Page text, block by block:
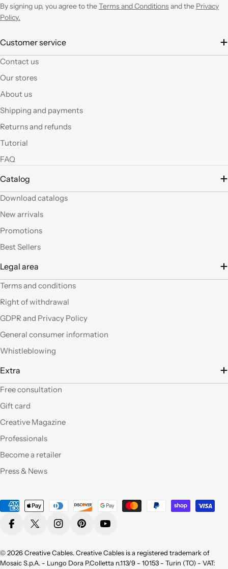
ne avrò necessità con
visitare il nuovo
vuote.Bravi contenute
pienamente
soddisfatta sia per la
qualità appunto ma
Consigliatissimo !
Grazie!
By signing up, you agree to theTerms and Conditions and the Privacy
Policy.
Customer service
Contact us
Our stores
About us
Shipping and payments
Returns and refunds
Tutorial
FAQ
Catalog
Download catalogs
New arrivals
Promotions
Best Sellers
Legal area
Terms and conditions
Right of withdrawal
GDPR and Privacy Policy
General consumer information
Whistleblowing
Extra
Free consultation
Gift card
Creative Magazine
Professionals
Become a retailer
Press & News
Payment
methods
FacebookX (Twitter)InstagramPinterestYouTube
© 2026Creative Cables. Creative Cables is a registered trademark of
Mosaic S.p.A. - Lungo Dora P.Colletta n.113/9 - 10153 - Turin (TO) - VAT: